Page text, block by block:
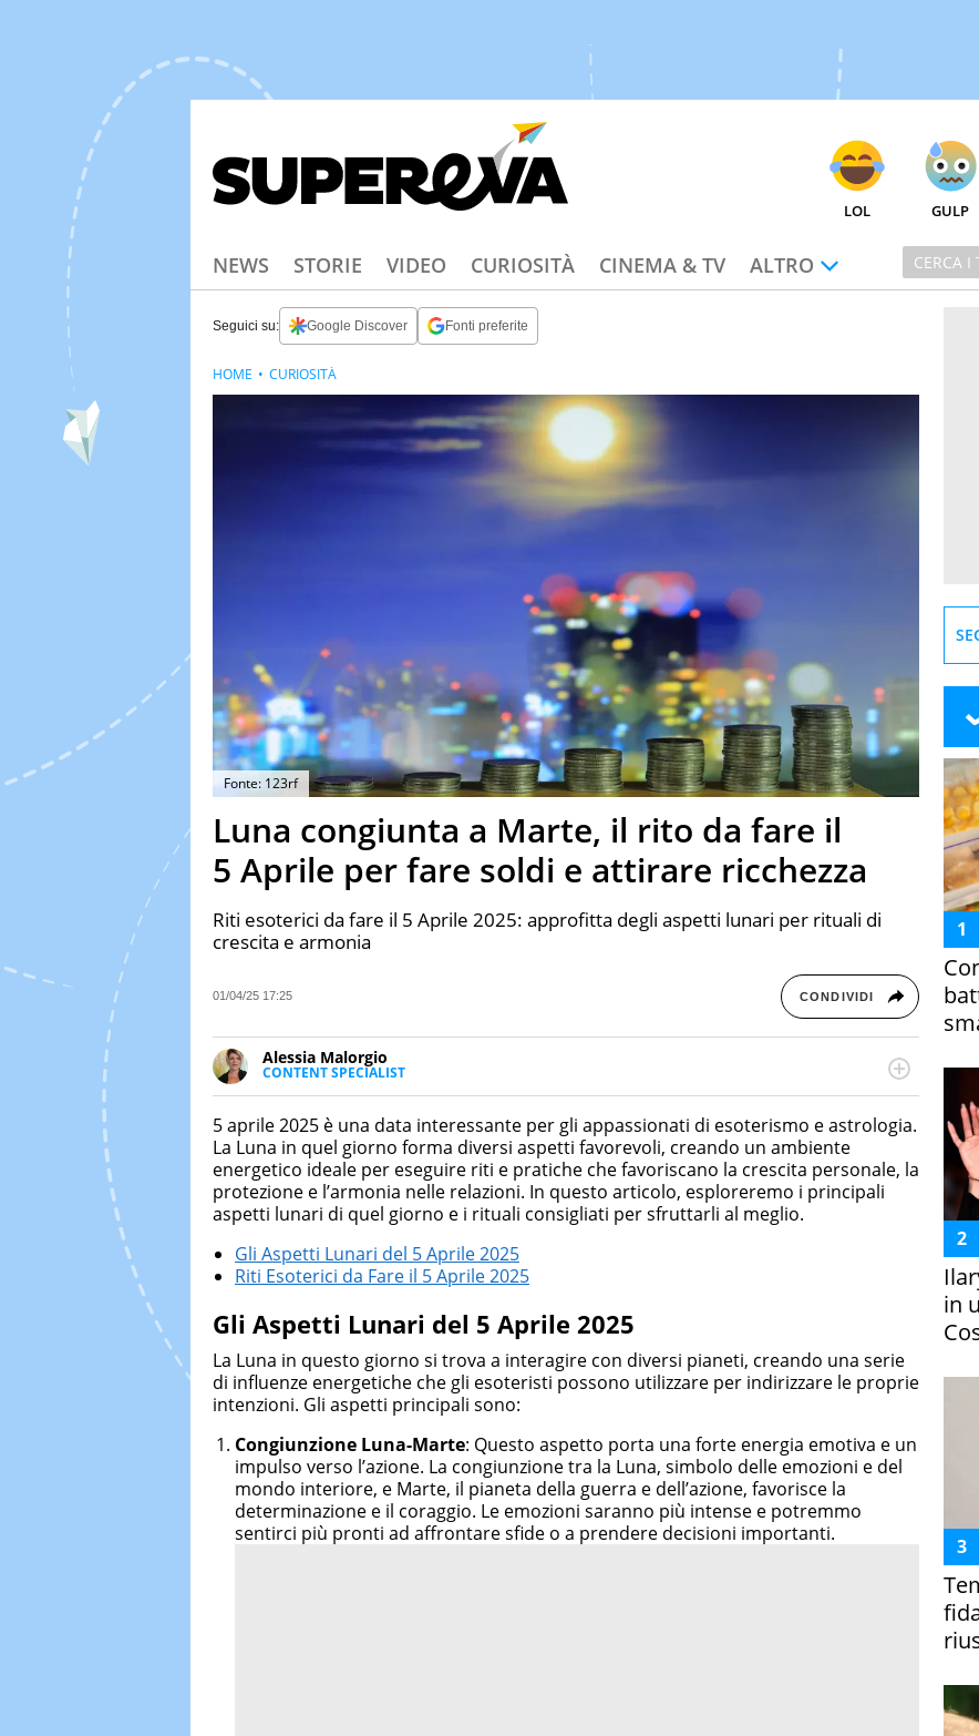
LOL GULP
NEWS STORIE VIDEO CURIOSITÀ CINEMA & TV ALTRO
Seguici su: Google Discover Fonti preferite
Fonte: 123rf
Luna congiunta a Marte, il rito da fare il
5 Aprile per fare soldi e attirare ricchezza
Riti esoterici da fare il 5 Aprile 2025: approfitta degli aspetti lunari per rituali di
crescita e armonia
01/04/25 17:25 CONDIVIDI
Alessia Malorgio
CONTENT SPECIALIST
Ha conseguito un Master in Marketing Management e Google Digital Training su
di strategie marketing attraverso canali digitali.
HOME CURIOSITÀ
5 aprile 2025 è una data interessante per gli appassionati di esoterismo e astrologia.
La Luna in quel giorno forma diversi aspetti favorevoli, creando un ambiente
energetico ideale per eseguire riti e pratiche che favoriscano la crescita personale, la
protezione e l’armonia nelle relazioni. In questo articolo, esploreremo i principali
aspetti lunari di quel giorno e i rituali consigliati per sfruttarli al meglio.
Gli Aspetti Lunari del 5 Aprile 2025
Riti Esoterici da Fare il 5 Aprile 2025
Gli Aspetti Lunari del 5 Aprile 2025
La Luna in questo giorno si trova a interagire con diversi pianeti, creando una serie
di influenze energetiche che gli esoteristi possono utilizzare per indirizzare le proprie
intenzioni. Gli aspetti principali sono:
Congiunzione Luna-Marte: Questo aspetto porta una forte energia emotiva e un
impulso verso l’azione. La congiunzione tra la Luna, simbolo delle emozioni e del
mondo interiore, e Marte, il pianeta della guerra e dell’azione, favorisce la
determinazione e il coraggio. Le emozioni saranno più intense e potremmo
sentirci più pronti ad affrontare sfide o a prendere decisioni importanti.
in